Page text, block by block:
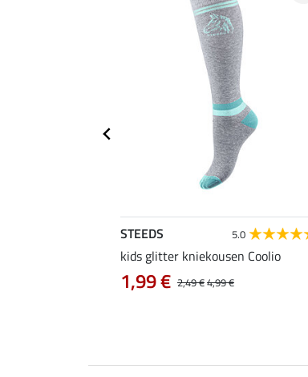
STEEDS 5.0
kids glitter kniekousen Coolio
2,49 €4,99 €
1,99 €